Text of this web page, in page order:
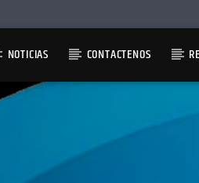
NOTICIAS CONTACTENOS